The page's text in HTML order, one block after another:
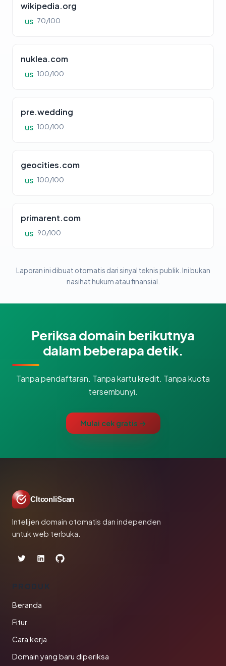
wikipedia.org
US 70/100
nuklea.com
US 100/100
pre.wedding
US 100/100
geocities.com
US 100/100
primarent.com
US 90/100
Laporan ini dibuat otomatis dari sinyal teknis publik. Ini bukan
nasihat hukum atau finansial.
Periksa domain berikutnya
dalam beberapa detik.
Tanpa pendaftaran. Tanpa kartu kredit. Tanpa kuota
tersembunyi.
Mulai cek gratis →
CltconliScan
Intelijen domain otomatis dan independen
untuk web terbuka.
PRODUK
Beranda
Fitur
Cara kerja
Domain yang baru diperiksa